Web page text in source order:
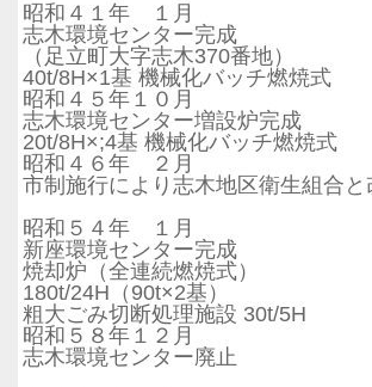
昭和４１年 １月
志木環境センター完成
（足立町大字志木370番地）
40t/8H×1基 機械化バッチ燃焼式
昭和４５年１０月
志木環境センター増設炉完成
20t/8H×;4基 機械化バッチ燃焼式
昭和４６年 ２月
市制施行により志木地区衛生組合と
昭和５４年 １月
新座環境センター完成
焼却炉（全連続燃焼式）
180t/24H（90t×2基）
粗大ごみ切断処理施設 30t/5H
昭和５８年１２月
志木環境センター廃止